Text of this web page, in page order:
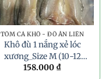
TÔM CÁ KHÔ - ĐỒ ĂN LIỀN
Khô đù 1 nắng xẻ lóc
xương_Size M (10-12
con/túi PA)_500g
158.000 ₫